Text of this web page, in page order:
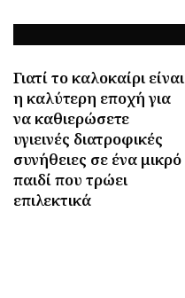
Γιατί το καλοκαίρι είναι
η καλύτερη εποχή για
να καθιερώσετε
υγιεινές διατροφικές
συνήθειες σε ένα μικρό
παιδί που τρώει
επιλεκτικά